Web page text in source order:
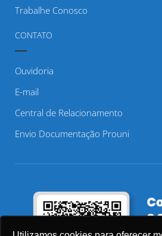
Trabalhe Conosco
CONTATO
Ouvidoria
E-mail
Central de Relacionamento
Envio Documentação Prouni